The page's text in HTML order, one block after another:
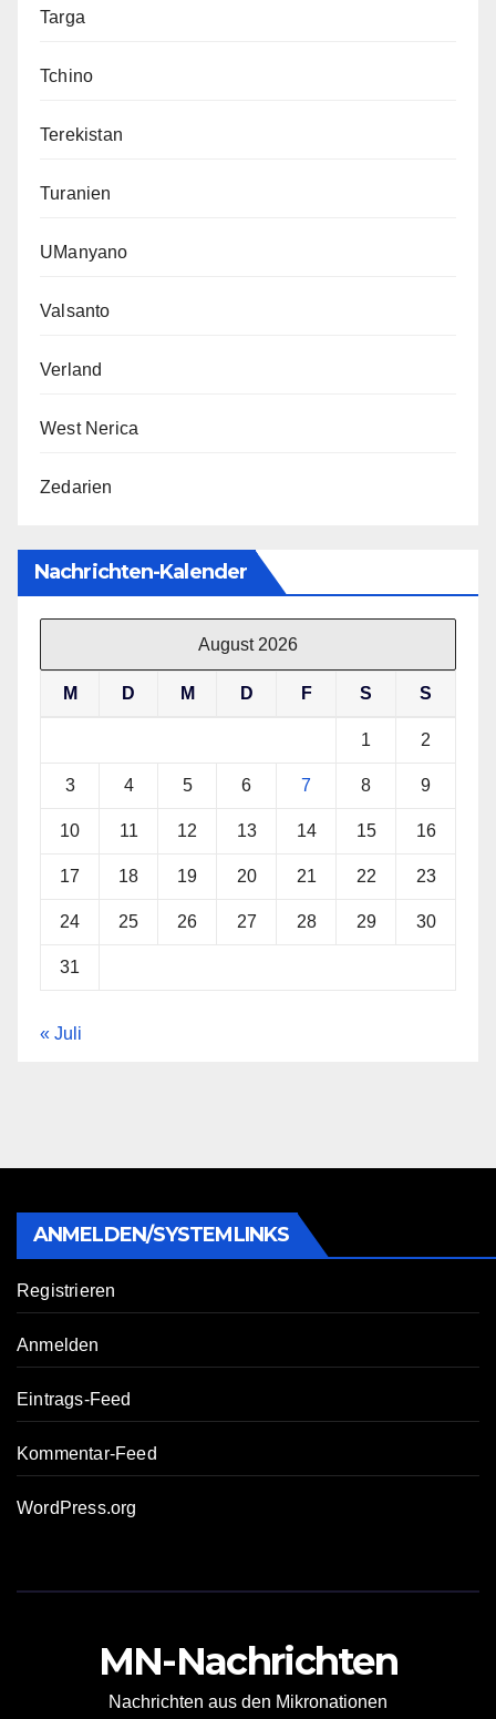
Targa
Tchino
Terekistan
Turanien
UManyano
Valsanto
Verland
West Nerica
Zedarien
Nachrichten-Kalender
August 2026
M D M D F S S
1 2
3 4 5 6 7 8 9
10 11 12 13 14 15 16
17 18 19 20 21 22 23
24 25 26 27 28 29 30
31
« Juli
ANMELDEN/SYSTEMLINKS
Registrieren
Anmelden
Eintrags-Feed
Kommentar-Feed
WordPress.org
MN-Nachrichten
Nachrichten aus den Mikronationen